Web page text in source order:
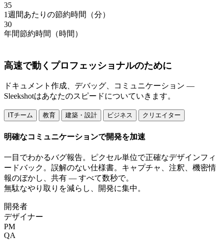
35
1週間あたりの節約時間（分）
30
年間節約時間（時間）
高速で動くプロフェッショナルのために
ドキュメント作成、デバッグ、コミュニケーション —
Sleekshotはあなたのスピードについていきます。
ITチーム 教育 建築・設計 ビジネス クリエイター
明確なコミュニケーションで開発を加速
一目でわかるバグ報告。ピクセル単位で正確なデザインフィ
ードバック。誤解のない仕様書。キャプチャ、注釈、機密情
報のぼかし、共有 — すべて数秒で。
無駄なやり取りを減らし、開発に集中。
開発者
デザイナー
PM
QA